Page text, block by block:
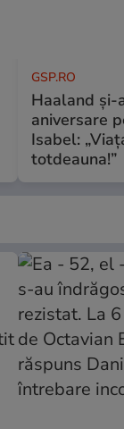
GSP.RO
Haaland
aniversare
Isabel:
totdeauna!”